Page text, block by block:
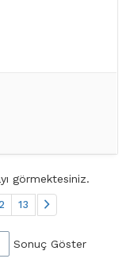
görmektesiniz.
13
Sonuç Göster